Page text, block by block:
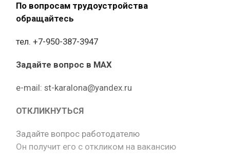
По вопросам трудоустройства
обращайтесь
тел. +7-950-387-3947
Задайте вопрос в MAX
е-mail: st-karalona@yandex.ru
ОТКЛИКНУТЬСЯ
Задайте вопрос работодателю
Он получит его с откликом на вакансию